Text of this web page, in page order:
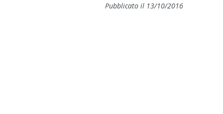
Pubblicato il 13/10/2016